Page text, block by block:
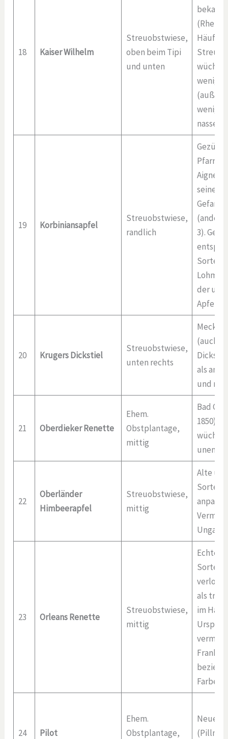
18 Kaiser Wilhelm
Streuobstwiese,
oben beim Tipi
und unten
bekannt
Häufige
wenig
(außer
nassen
19 Korbiniansapfel
Streuobstwiese,
randlich
Pfarrer
Aigner
seiner
3).
Sorte
der
Apfel
20 Krugers Dickstiel
Streuobstwiese,
unten rechts
(auch
als
und
21 Oberdieker Renette
Ehem.
Obstplantage,
mittig
Bad
1850),
22
Oberländer
Himbeerapfel
Streuobstwiese,
mittig
Alte
Sorte,
Ungarn,
23 Orleans Renette
Streuobstwiese,
mittig
Echte,
Sorte
als
im
bezieht
24 Pilot
Ehem.
Obstplantage,
Neuere